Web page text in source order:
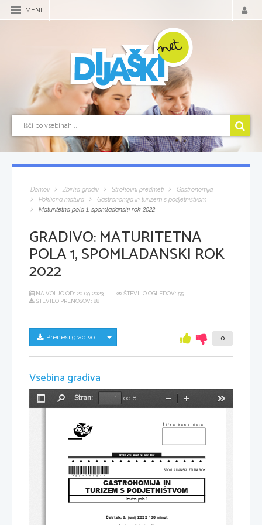
MENI
Domov Zbirka gradiv Strokovni predmeti
Gastronomija
Poklicna matura
Gastronomija in turizem s podjetništvom
Maturitetna pola 1, spomladanski rok 2022
GRADIVO:MATURITETNA
POLA 1, SPOMLADANSKI ROK
2022
NA VOLJO OD: 20.09.2023
ŠTEVILO OGLEDOV: 55
ŠTEVILO PRENOSOV: 88
Prenesi gradivo Skrij/prikaži meni 0
Vsebina gradiva
Preklopi
Stran:
od 8
Pomanjšaj
Četrtek , 9. junij 2022 / 30 minut
SPOMLADANSKI IZPITNI ROK
Državni izpitni center
Šifra kandidata :
Izpitna pola 1
GASTRONOMIJA IN
TURIZEM S PODJETNIŠTVOM